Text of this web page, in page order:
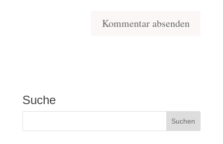
Suche